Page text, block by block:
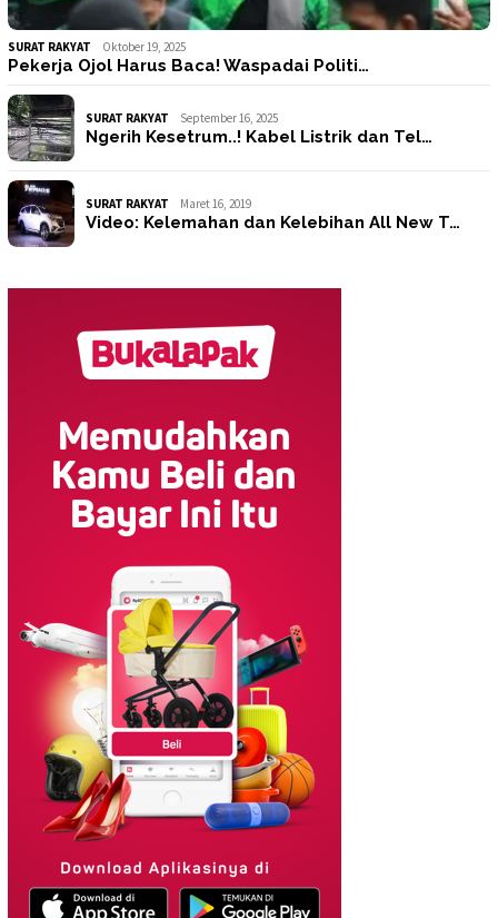
SURAT RAKYAT Oktober 19, 2025
Pekerja Ojol Harus Baca! Waspadai Politi…
SURAT RAKYAT September 16, 2025
Ngerih Kesetrum..! Kabel Listrik dan Tel…
SURAT RAKYAT Maret 16, 2019
Video: Kelemahan dan Kelebihan All New T…